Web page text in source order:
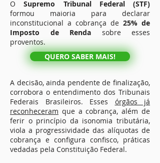
OSupremo Tribunal Federal (STF)
formou maioria para declarar
inconstitucional a cobrança de 25% de
Imposto de Renda sobre esses
proventos.
QUERO SABER MAIS!
A decisão, ainda pendente de finalização,
corrobora o entendimento dos Tribunais
Federais Brasileiros. Esses órgãos já
reconheceram que a cobrança, além de
ferir o princípio da isonomia tributária,
viola a progressividade das alíquotas de
cobrança e configura confisco, práticas
vedadas pela Constituição Federal.